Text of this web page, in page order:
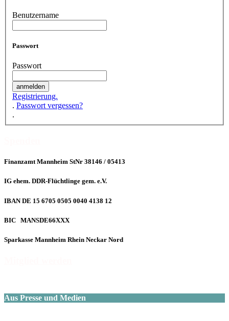
Benutzername
Passwort
Passwort
Registrierung.
. Passwort vergessen?
.
Finanzamt Mannheim StNr 38146 / 05413
IG ehem. DDR-Flüchtlinge gem. e.V.
IBAN DE 15 6705 0505 0040 4138 12
BIC MANSDE66XXX
Sparkasse Mannheim Rhein Neckar Nord
Aus Presse und Medien